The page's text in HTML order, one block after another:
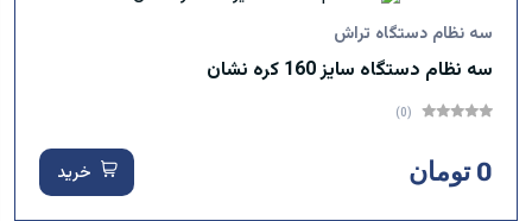
سه نظام دستگاه تراش
سه نظام دستگاه سایز 160 کره نشان
(0)
0 تومان خرید